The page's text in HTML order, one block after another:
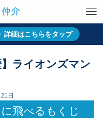
詳細はこちらをタップ
】ライオンズマン
日
飛べるもくじ